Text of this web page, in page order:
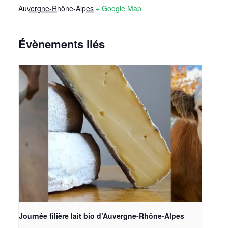
Auvergne-Rhône-Alpes + Google Map
Évènements liés
Journée filière lait bio d’Auvergne-Rhône-Alpes